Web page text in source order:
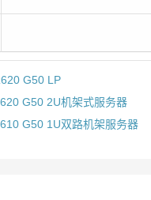
G50 LP
G50 2U机架式服务器
G50 1U双路机架服务器